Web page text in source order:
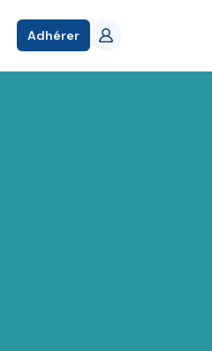
Adhérer